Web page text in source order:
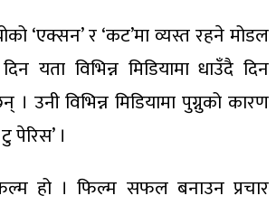
‘एक्सन’ र ‘कट’मा व्यस्त रहने मोडल
यता विभिन्न मिडियामा धाउँदै दिन
उनी विभिन्न मिडियामा पुग्नुको कारण
पेरिस’ ।
हो । फिल्म सफल बनाउन प्रचार